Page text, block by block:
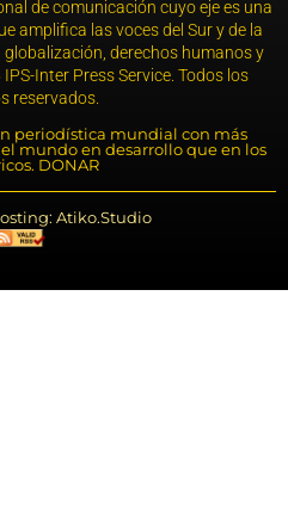
de comunicación cuyo eje es una
amplifica las voces del Sur y de la
derechos humanos y
Inter Press Service. Todos los
reservados.
periodística mundial con más
mundo en desarrollo que en los
DONAR
Atiko.Studio